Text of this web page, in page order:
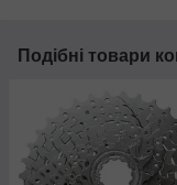
Подібні товари